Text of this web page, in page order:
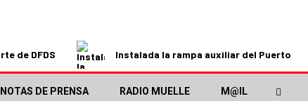
de DFDS Instalada la rampa auxiliar del Puerto de
NOTAS DE PRENSA RADIO MUELLE M@IL